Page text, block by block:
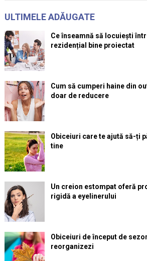
ULTIMELE ADĂUGATE
Ce înseamnă să locuiești
rezidențial bine proiectat
Cum să cumperi haine din
doar de reducere
Obiceiuri care te ajută să-ți
tine
Un creion estompat oferă
rigidă a eyelinerului
Obiceiuri de început de
reorganizezi